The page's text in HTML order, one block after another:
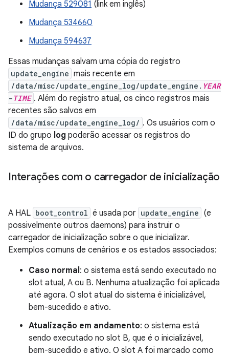
Mudança 529081 (link em inglês)
Mudança 534660
Mudança 594637
Essas mudanças salvam uma cópia do registro
update_engine mais recente em
/data/misc/update_engine_log/update_engine. YEAR
-TIME . Além do registro atual, os cinco registros mais
recentes são salvos em
/data/misc/update_engine_log/ . Os usuários com o
ID do grupo log poderão acessar os registros do
sistema de arquivos.
Interações com o carregador de inicialização
A HAL boot_control é usada por update_engine (e
possivelmente outros daemons) para instruir o
carregador de inicialização sobre o que inicializar.
Exemplos comuns de cenários e os estados associados:
Caso normal: o sistema está sendo executado no
slot atual, A ou B. Nenhuma atualização foi aplicada
até agora. O slot atual do sistema é inicializável,
bem-sucedido e ativo.
Atualização em andamento: o sistema está
sendo executado no slot B, que é o inicializável,
bem-sucedido e ativo. O slot A foi marcado como